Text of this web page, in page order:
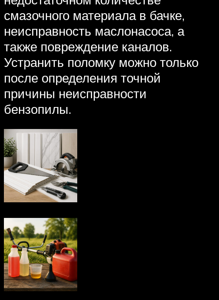
смазочного материала в бачке,
неисправность маслонасоса, а
также повреждение каналов.
Устранить поломку можно только
после определения точной
причины неисправности
бензопилы.